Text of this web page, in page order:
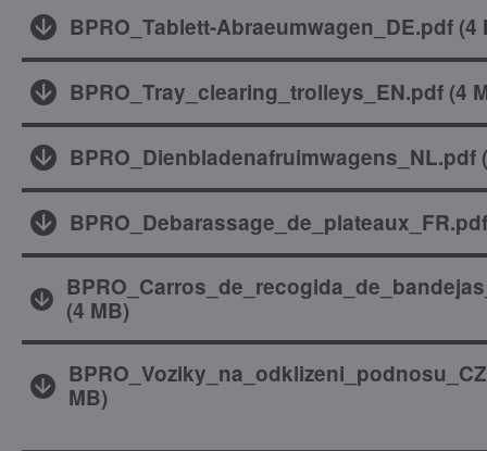
BPRO_Tablett-Abraeumwagen_DE.pdf (4
BPRO_Tray_clearing_trolleys_EN.pdf (4
BPRO_Dienbladenafruimwagens_NL.pdf (
BPRO_Debarassage_de_plateaux_FR.pdf
(4 MB)
MB)